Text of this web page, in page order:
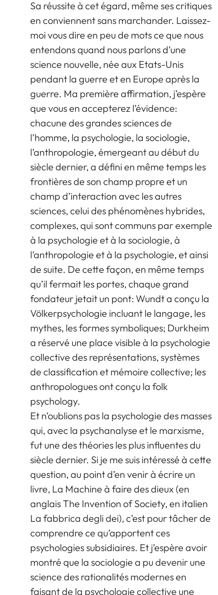
Sa réussite à cet égard, même ses critiques
en conviennent sans marchander. Laissez-
moi vous dire en peu de mots ce que nous
entendons quand nous parlons d’une
science nouvelle, née aux Etats-Unis
pendant la guerre et en Europe après la
guerre. Ma première affirmation, j’espère
que vous en accepterez l’évidence:
chacune des grandes sciences de
l’homme, la psychologie, la sociologie,
l’anthropologie, émergeant au début du
siècle dernier, a défini en même temps les
frontières de son champ propre et un
champ d’interaction avec les autres
sciences, celui des phénomènes hybrides,
complexes, qui sont communs par exemple
à la psychologie et à la sociologie, à
l’anthropologie et à la psychologie, et ainsi
de suite. De cette façon, en même temps
qu’il fermait les portes, chaque grand
fondateur jetait un pont: Wundt a conçu la
Völkerpsychologie incluant le langage, les
mythes, les formes symboliques; Durkheim
a réservé une place visible à la psychologie
collective des représentations, systèmes
de classification et mémoire collective; les
anthropologues ont conçu la folk
psychology.
Et n’oublions pas la psychologie des masses
qui, avec la psychanalyse et le marxisme,
fut une des théories les plus influentes du
siècle dernier. Si je me suis intéressé à cette
question, au point d’en venir à écrire un
livre, La Machine à faire des dieux (en
anglais The Invention of Society, en italien
La fabbrica degli dei), c’est pour tâcher de
comprendre ce qu’apportent ces
psychologies subsidiaires. Et j’espère avoir
montré que la sociologie a pu devenir une
science des rationalités modernes en
faisant de la psychologie collective une